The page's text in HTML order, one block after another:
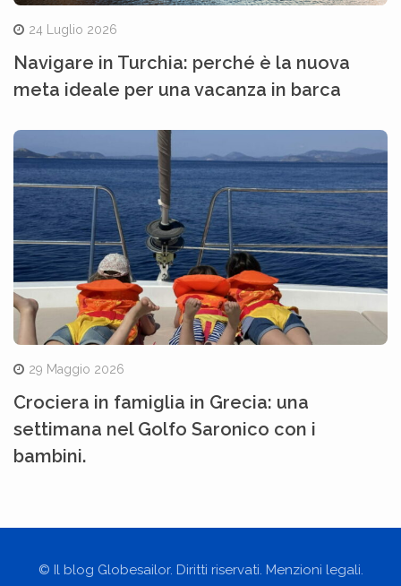
24 Luglio 2026
Navigare in Turchia: perché è la nuova
meta ideale per una vacanza in barca
29 Maggio 2026
Crociera in famiglia in Grecia: una
settimana nel Golfo Saronico con i
bambini.
© Il blog Globesailor. Diritti riservati. Menzioni legali.